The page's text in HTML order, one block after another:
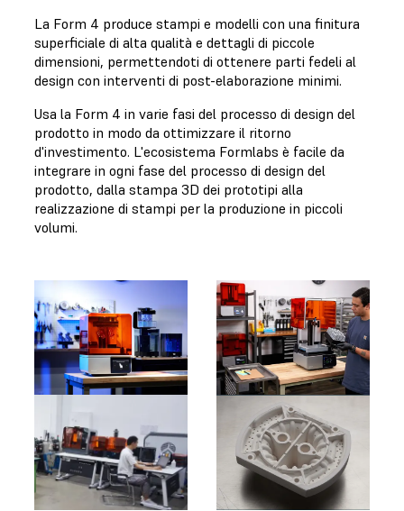
La Form 4 produce stampi e modelli con una finitura
superficiale di alta qualità e dettagli di piccole
dimensioni, permettendoti di ottenere parti fedeli al
design con interventi di post-elaborazione minimi.
Usa la Form 4 in varie fasi del processo di design del
prodotto in modo da ottimizzare il ritorno
d'investimento. L'ecosistema Formlabs è facile da
integrare in ogni fase del processo di design del
prodotto, dalla stampa 3D dei prototipi alla
realizzazione di stampi per la produzione in piccoli
volumi.